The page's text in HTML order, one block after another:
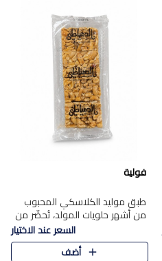
فولية
طبق موليد الكلاسكي المحبوب
من أشهر حلويات المولد، تُحضّر من
فول سوداني محمص بعناية
ومغلف بطبقة رقيقة من السكر
المكرمل، لتمنحك قرمشة أصيلة
السعر عند الاختيار
أضف